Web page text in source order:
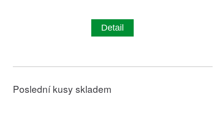
Detail
Poslední kusy skladem